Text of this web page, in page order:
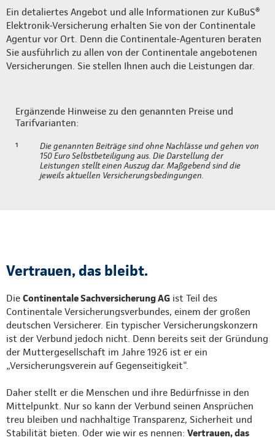
Ein detaliertes Angebot und alle Informationen zur KuBuS®
Elektronik-Versicherung erhalten Sie von der Continentale
Agentur vor Ort. Denn die Continentale-Agenturen beraten
Sie ausführlich zu allen von der Continentale angebotenen
Versicherungen. Sie stellen Ihnen auch die Leistungen dar.
Ergänzende Hinweise zu den genannten Preise und
Tarifvarianten:
¹
Die genannten Beiträge sind ohne Nachlässe und gehen von
150 Euro Selbstbeteiligung aus. Die Darstellung der
Leistungen stellt einen Auszug dar. Maßgebend sind die
jeweils aktuellen Versicherungsbedingungen.
Vertrauen, das bleibt.
Die Continentale Sachversicherung AG ist Teil des
Continentale Versicherungsverbundes, einem der großen
deutschen Versicherer. Ein typischer Versicherungskonzern
ist der Verbund jedoch nicht. Denn bereits seit der Gründung
der Muttergesellschaft im Jahre 1926 ist er ein
„Versicherungsverein auf Gegenseitigkeit".
Daher stellt er die Menschen und ihre Bedürfnisse in den
Mittelpunkt. Nur so kann der Verbund seinen Ansprüchen
treu bleiben und nachhaltige Transparenz, Sicherheit und
Stabilität bieten. Oder wie wir es nennen: Vertrauen, das